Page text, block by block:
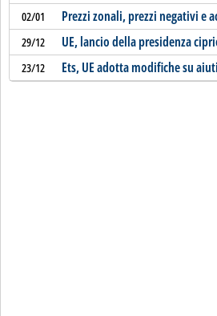
02/01 Prezzi zonali, prezzi negativi e
29/12 UE, lancio della presidenza
23/12 Ets, UE adotta modifiche su